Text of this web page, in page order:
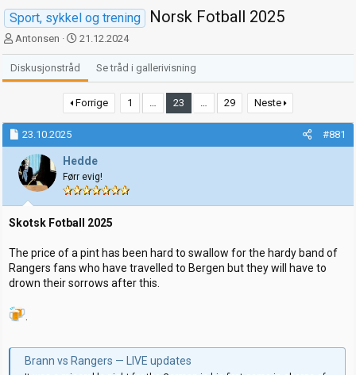
Sport, sykkel og trening Norsk Fotball 2025
T
r
å
d
a
r
e
Antonsen
S
t
a
r
t
d
a
21.12.2024
Diskusjonstråd Se tråd i gallerivisning
Forrige 1 23 29 Neste
23.10.2025 #881
Hedde
Førr evig!
Skotsk Fotball 2025
The price of a pint has been hard to swallow for the hardy band of
Rangers fans who have travelled to Bergen but they will have to
drown their sorrows after this.
Brann vs Rangers — LIVE updates